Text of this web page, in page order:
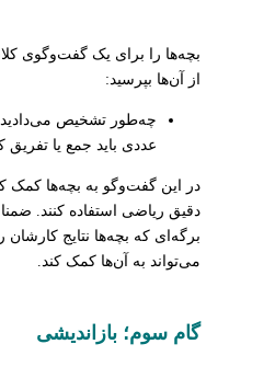
بچه‌ها را برای یک گفت‌وگوی
از آن‌ها بپرسید:
چه‌طور تشخیص می‌دادید
عددی باید جمع یا تفریق
در این گفت‌وگو به بچه‌ها کمک
دقیق ریاضی استفاده کنند.
برگه‌ای که بچه‌ها نتایج کارشان
می‌تواند به آن‌ها کمک کند.
گام سوم؛ بازاندیشی